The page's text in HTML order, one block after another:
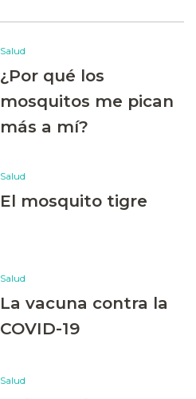
Salud
¿Por qué los
mosquitos me pican
más a mí?
Salud
El mosquito tigre
Salud
La vacuna contra la
COVID-19
Salud